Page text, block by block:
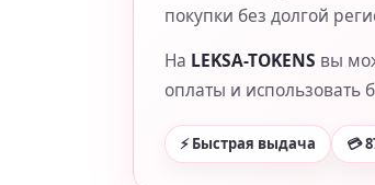
покупки без долгой
На LEKSA-TOKENS вы
оплаты и использовать
⚡ Быстрая выдача 💳